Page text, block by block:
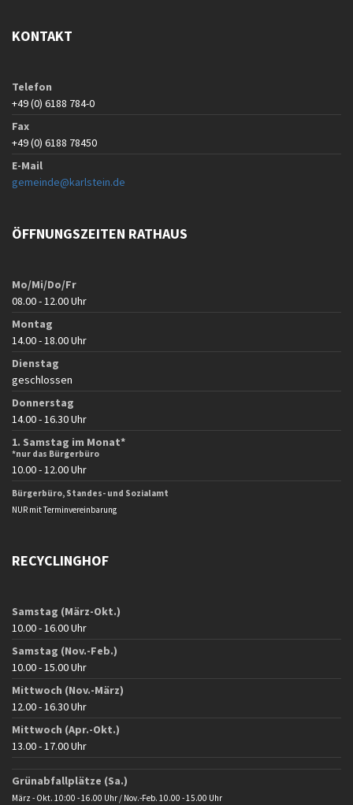
KONTAKT
Telefon
+49 (0) 6188 784-0
Fax
+49 (0) 6188 78450
E-Mail
gemeinde@karlstein.de
ÖFFNUNGSZEITEN RATHAUS
Mo/Mi/Do/Fr
08.00 - 12.00 Uhr
Montag
14.00 - 18.00 Uhr
Dienstag
geschlossen
Donnerstag
14.00 - 16.30 Uhr
1. Samstag im Monat*
*nur das Bürgerbüro
10.00 - 12.00 Uhr
Bürgerbüro, Standes- und Sozialamt
NUR mit Terminvereinbarung
RECYCLINGHOF
Samstag (März-Okt.)
10.00 - 16.00 Uhr
Samstag (Nov.-Feb.)
10.00 - 15.00 Uhr
Mittwoch (Nov.-März)
12.00 - 16.30 Uhr
Mittwoch (Apr.-Okt.)
13.00 - 17.00 Uhr
Grünabfallplätze (Sa.)
März - Okt. 10:00 - 16.00 Uhr / Nov.-Feb. 10.00 - 15.00 Uhr